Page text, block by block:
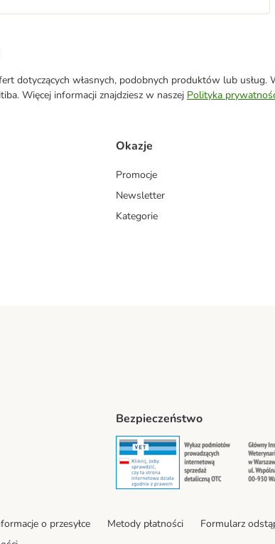
dotyczących własnych, podobnych produktów lub usług.
Więcej informacji znajdziesz w naszej Polityka
Okazje
Promocje
Newsletter
Kategorie
Shipping Method
Bezpieczeństwo
Security
o przesyłce Metody płatności Formularz